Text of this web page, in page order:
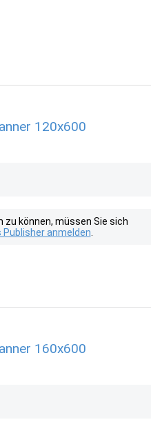
120x600
können, müssen Sie sich
Publisher anmelden
160x600